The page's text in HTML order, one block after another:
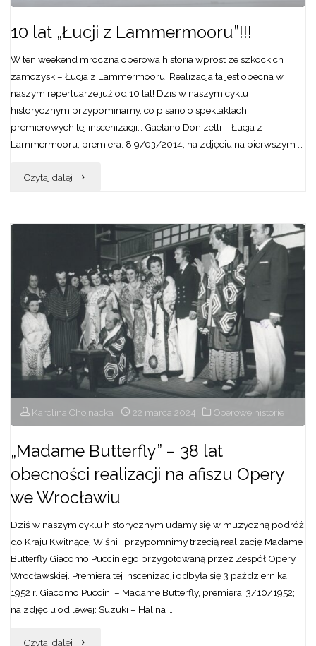
realizacje
„Cyganerii”
Pucciniego"
10 lat „Łucji z Lammermooru”!!!
W ten weekend mroczna operowa historia wprost ze szkockich
zamczysk – Łucja z Lammermooru. Realizacja ta jest obecna w
naszym repertuarze już od 10 lat! Dziś w naszym cyklu
historycznym przypominamy, co pisano o spektaklach
premierowych tej inscenizacji… Gaetano Donizetti – Łucja z
Lammermooru, premiera: 8,9/03/2014; na zdjęciu na pierwszym …
Czytaj dalej "10
„Łucji
Lammermooru”!!!"
Karolina Chojnacka 22 marca 2024 Operowe historie
„Madame Butterfly” – 38 lat
obecności realizacji na afiszu Opery
we Wrocławiu
Dziś w naszym cyklu historycznym udamy się w muzyczną podróż
do Kraju Kwitnącej Wiśni i przypomnimy trzecią realizację Madame
Butterfly Giacomo Pucciniego przygotowaną przez Zespół Opery
Wrocławskiej. Premiera tej inscenizacji odbyła się 3 października
1952 r. Giacomo Puccini – Madame Butterfly, premiera: 3/10/1952;
na zdjęciu od lewej: Suzuki – Halina …
Czytaj dalej "„Madame